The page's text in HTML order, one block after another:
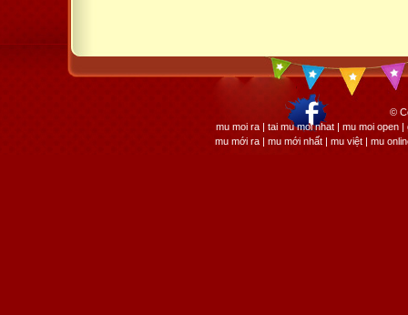
©
mu moi ra | tai mu moi nhat | mu moi open
mu mới ra | mu mới nhất | mu việt | mu